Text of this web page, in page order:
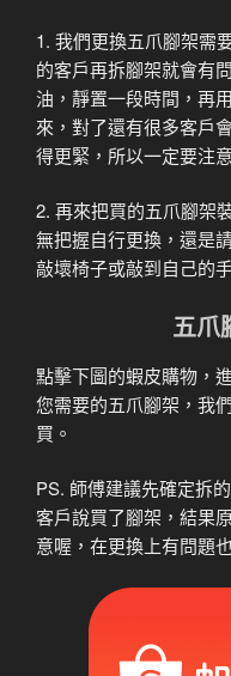
1. 我們更換五爪腳架需
的客戶再拆腳架就會有
油，靜置一段時間，再
來，對了還有很多客戶
得更緊，所以一定要注
2. 再來把買的五爪腳架
無把握自行更換，還是
敲壞椅子或敲到自己的
五爪
點擊下圖的蝦皮購物，
您需要的五爪腳架，我
買。
PS. 師傅建議先確定拆
客戶說買了腳架，結果
意喔，在更換上有問題